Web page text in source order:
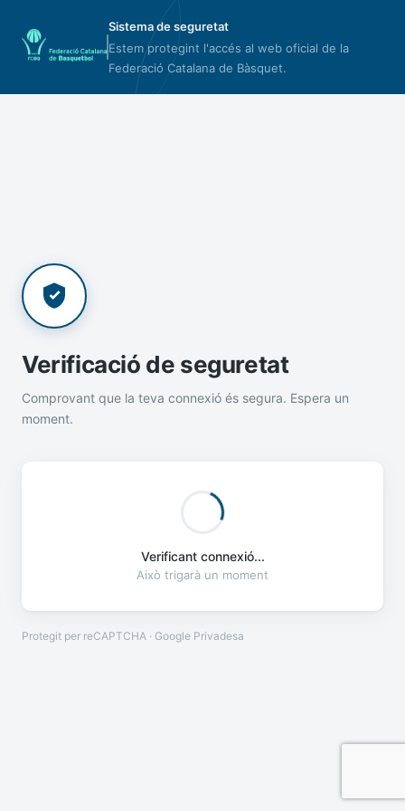
Sistema de seguretat
Estem protegint l'accés al web oficial de la
Federació Catalana de Bàsquet.
Verificació de seguretat
Comprovant que la teva connexió és segura. Espera un
moment.
Verificant connexió...
Això trigarà un moment
Protegit per reCAPTCHA · Google Privadesa